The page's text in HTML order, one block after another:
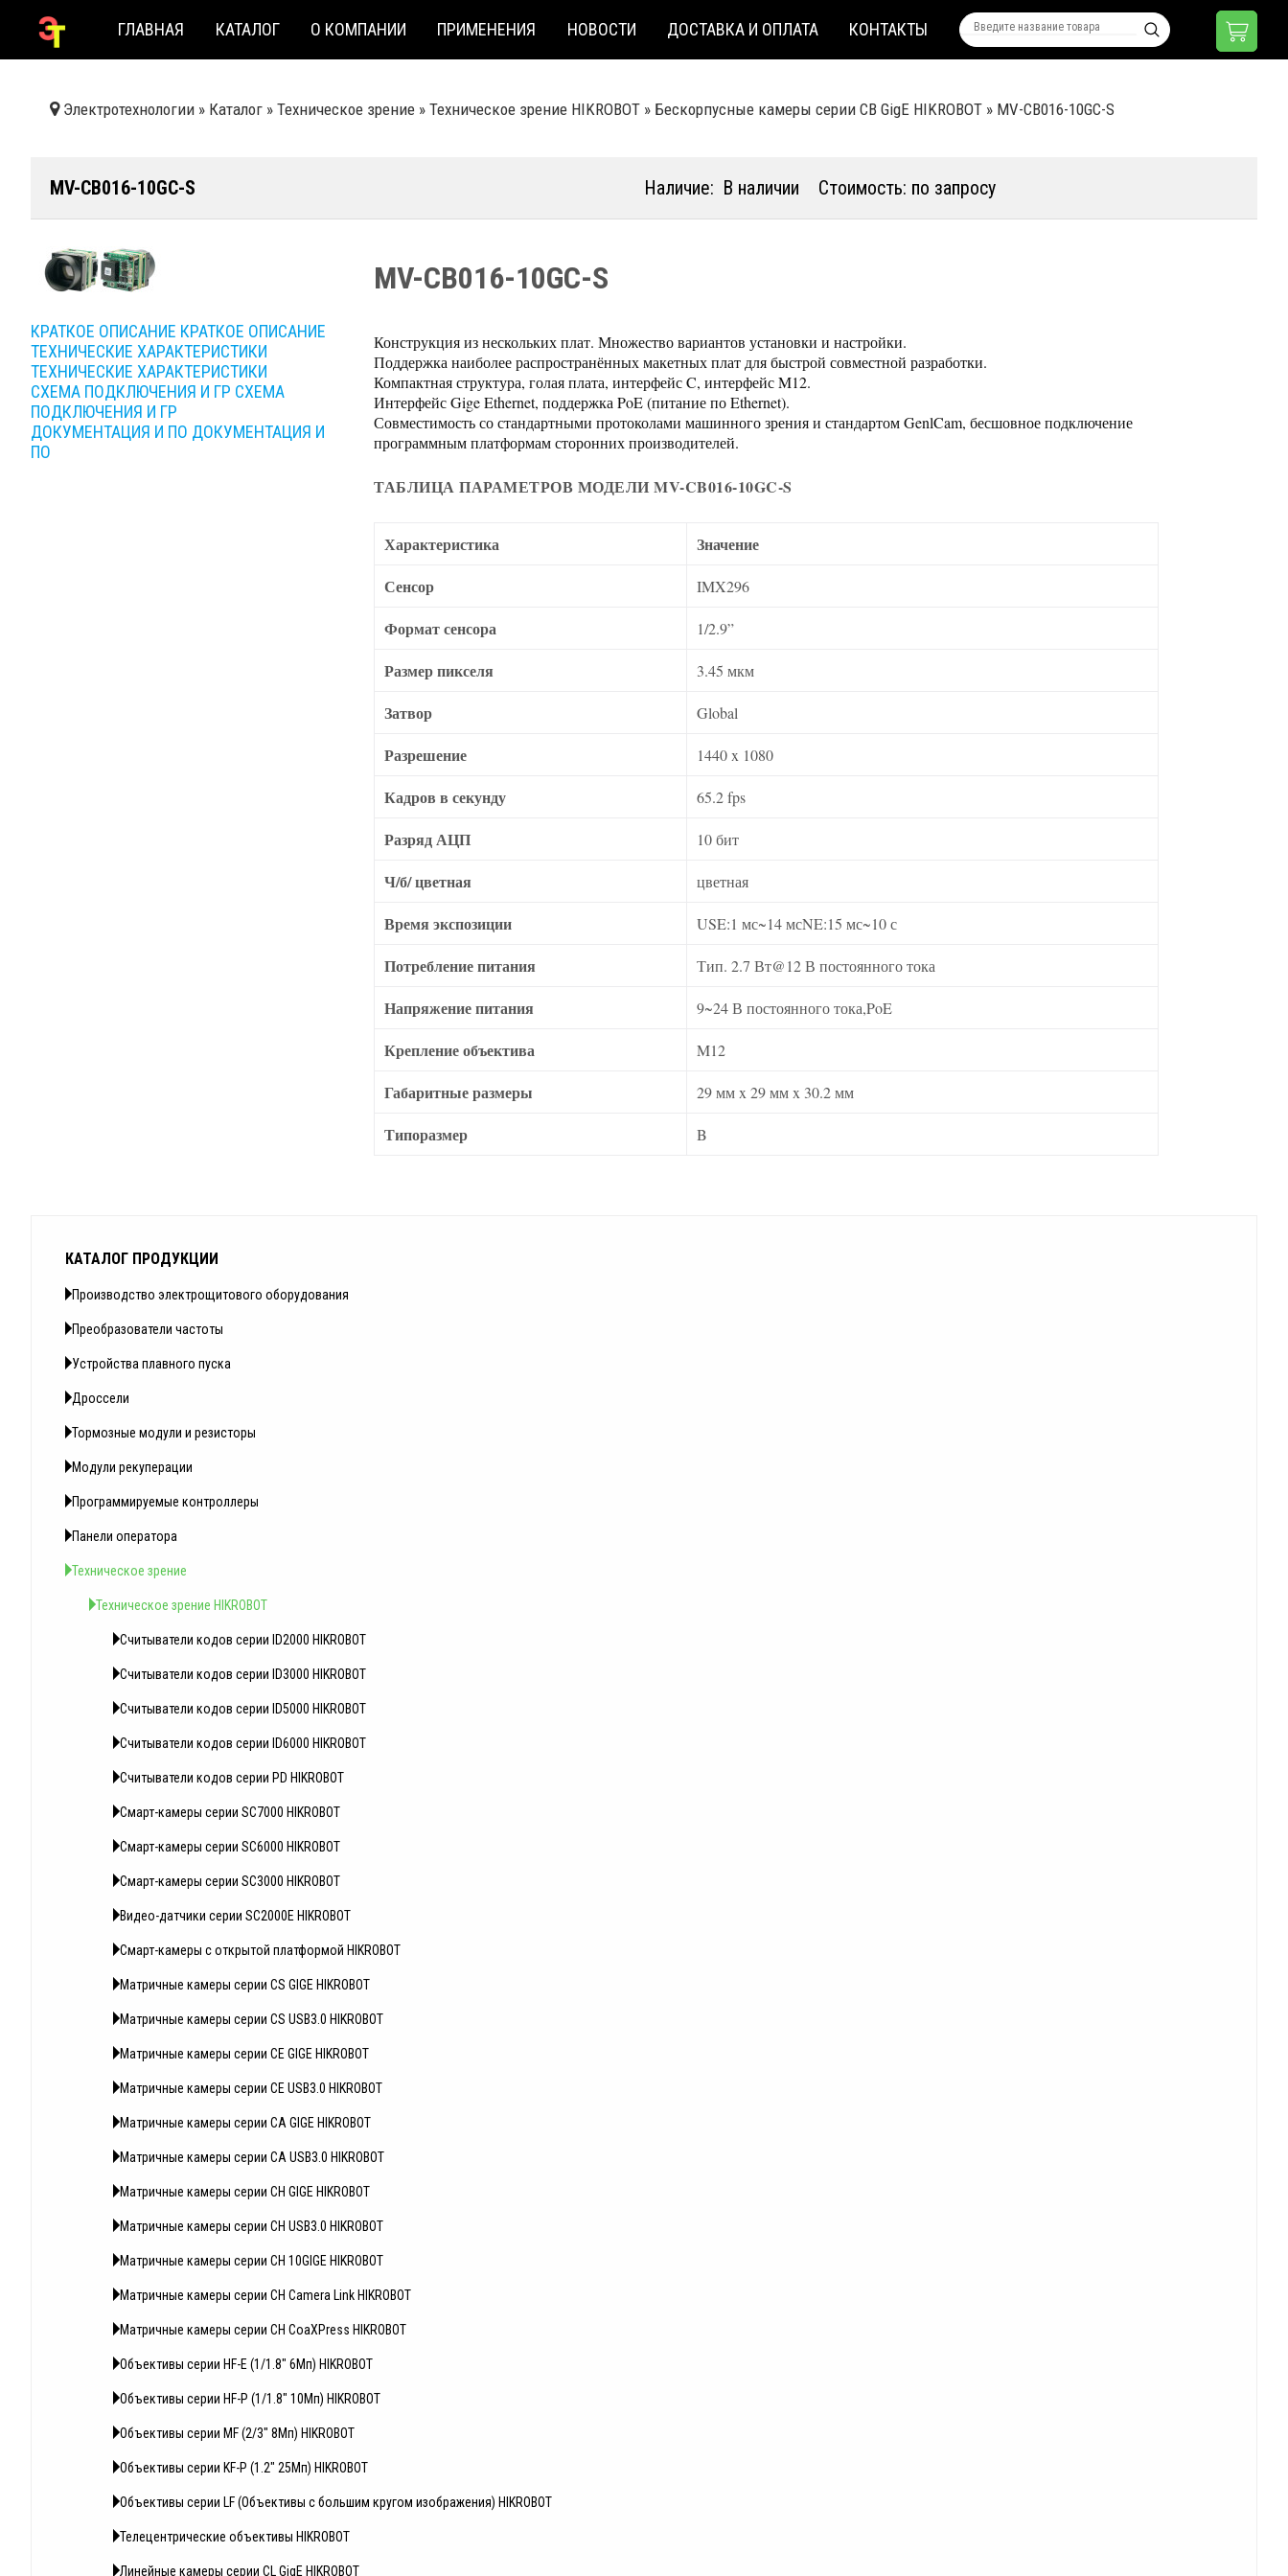
ГЛАВНАЯ КАТАЛОГ О КОМПАНИИ ПРИМЕНЕНИЯ НОВОСТИ ДОСТАВКА И ОПЛАТА КОНТАКТЫ
Электротехнологии » Каталог » Техническое зрение » Техническое зрение HIKROBOT » Бескорпусные камеры серии CB GigE HIKROBOT » MV-CB016-10GC-S
MV-CB016-10GC-S Наличие: В наличии Стоимость: по запросу
КРАТКОЕ ОПИСАНИЕ КРАТКОЕ ОПИСАНИЕ
ТЕХНИЧЕСКИЕ ХАРАКТЕРИСТИКИ
ТЕХНИЧЕСКИЕ ХАРАКТЕРИСТИКИ
СХЕМА ПОДКЛЮЧЕНИЯ И ГР СХЕМА
ПОДКЛЮЧЕНИЯ И ГР
ДОКУМЕНТАЦИЯ И ПО ДОКУМЕНТАЦИЯ И
ПО
MV-CB016-10GC-S
Конструкция из нескольких плат. Множество вариантов установки и настройки.
Поддержка наиболее распространённых макетных плат для быстрой совместной разработки.
Компактная структура, голая плата, интерфейс C, интерфейс M12.
Интерфейс Gige Ethernet, поддержка PoE (питание по Ethernet).
Совместимость со стандартными протоколами машинного зрения и стандартом GenlCam, бесшовное подключение
программным платформам сторонних производителей.
ТАБЛИЦА ПАРАМЕТРОВ МОДЕЛИ MV-CB016-10GC-S
Характеристика
Значение
Сенсор
IMX296
Формат сенсора 1/2.9”
Размер пикселя 3.45 мкм
Затвор Global
Разрешение 1440 x 1080
Кадров в секунду 65.2 fps
Разряд АЦП 10 бит
Ч/б/ цветная цветная
Время экспозиции USE:1 мс~14 мсNE:15 мс~10 с
Потребление питания Тип. 2.7 Вт@12 В постоянного тока
Напряжение питания 9~24 В постоянного тока,PoE
Крепление объектива M12
Габаритные размеры 29 мм x 29 мм x 30.2 мм
Типоразмер B
КАТАЛОГ ПРОДУКЦИИ
Производство электрощитового оборудования
Преобразователи частоты
Устройства плавного пуска
Дроссели
Тормозные модули и резисторы
Модули рекуперации
Программируемые контроллеры
Панели оператора
Техническое зрение
Техническое зрение HIKROBOT
Считыватели кодов серии ID2000 HIKROBOT
Считыватели кодов серии ID3000 HIKROBOT
Считыватели кодов серии ID5000 HIKROBOT
Считыватели кодов серии ID6000 HIKROBOT
Считыватели кодов серии PD HIKROBOT
Смарт-камеры серии SC7000 HIKROBOT
Смарт-камеры серии SC6000 HIKROBOT
Смарт-камеры серии SC3000 HIKROBOT
Видео-датчики серии SC2000E HIKROBOT
Смарт-камеры с открытой платформой HIKROBOT
Матричные камеры серии CS GIGE HIKROBOT
Матричные камеры серии CS USB3.0 HIKROBOT
Матричные камеры серии CE GIGE HIKROBOT
Матричные камеры серии CE USB3.0 HIKROBOT
Матричные камеры серии CA GIGE HIKROBOT
Матричные камеры серии CA USB3.0 HIKROBOT
Матричные камеры серии CH GIGE HIKROBOT
Матричные камеры серии CH USB3.0 HIKROBOT
Матричные камеры серии CH 10GIGE HIKROBOT
Матричные камеры серии CH Camera Link HIKROBOT
Матричные камеры серии CH CoaXPress HIKROBOT
Объективы серии HF-E (1/1.8" 6Мп) HIKROBOT
Объективы серии HF-P (1/1.8" 10Мп) HIKROBOT
Объективы серии MF (2/3" 8Мп) HIKROBOT
Объективы серии KF-P (1.2" 25Мп) HIKROBOT
Объективы серии LF (Объективы с большим кругом изображения) HIKROBOT
Телецентрические объективы HIKROBOT
Линейные камеры серии CL GigE HIKROBOT